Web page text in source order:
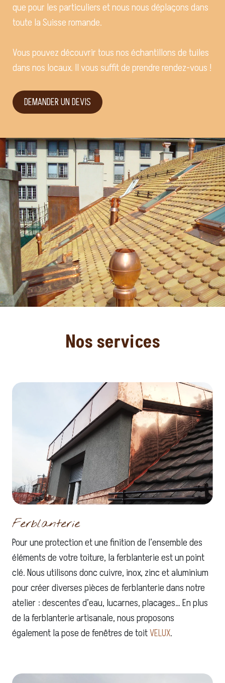
que pour les particuliers et nous nous déplaçons dans
toute la Suisse romande.
Vous pouvez découvrir tous nos échantillons de tuiles
dans nos locaux. Il vous suffit de prendre rendez-vous !
DEMANDER UN DEVIS
Nos services
Ferblanterie
Pour une protection et une finition de l’ensemble des
éléments de votre toiture, la ferblanterie est un point
clé. Nous utilisons donc cuivre, inox, zinc et aluminium
pour créer diverses pièces de ferblanterie dans notre
atelier : descentes d’eau, lucarnes, placages… En plus
de la ferblanterie artisanale, nous proposons
également la pose de fenêtres de toitVELUX.